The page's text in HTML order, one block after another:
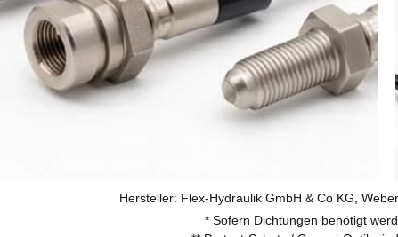
Hersteller: Flex-Hydraulik GmbH & Co KG,
* Sofern Dichtungen benötigt